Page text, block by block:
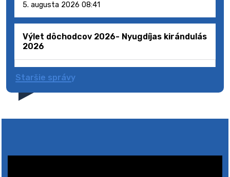
5. augusta 2026 08:41
Výlet dôchodcov 2026- Nyugdíjas kirándulás
2026
Staršie správy